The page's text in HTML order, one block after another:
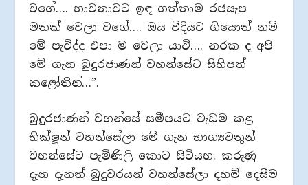
වගේ…. භාවනාවට ඉඳ ගත්තාම රජසැප
මතක් වෙලා වගේ…. ඔය විදියට ගියොත් නම්
මේ පැවිද්ද එපා ම වෙලා යාවි…. නරක ද අපි
මේ ගැන බුදුරජාණන් වහන්සේට සිහිපත්
කළෝතින්…”.
බුදුරජාණන් වහන්සේ සමීපයට වැඩම කළ
භික්ෂූන් වහන්සේලා මේ ගැන භාග්‍යවතුන්
වහන්සේට පැමිණිලි කොට සිටියහ. කරුණු
දැන දැනත් බුදුවරයන් වහන්සේලා දහම් දෙසීම